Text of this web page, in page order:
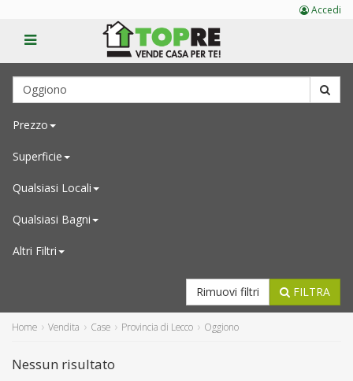
Prezzo
Superficie
Qualsiasi Locali
Qualsiasi Bagni
Altri Filtri
FILTRA
Rimuovi filtri
Home Vendita Case Provincia di Lecco Oggiono
Nessun risultato
Accedi